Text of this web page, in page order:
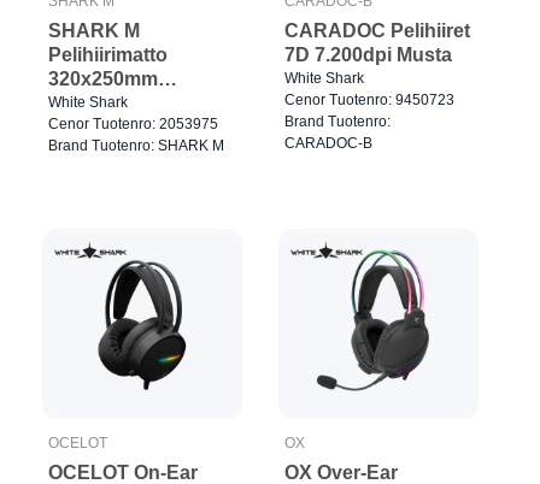
SHARK M
Pelihiirimatto
320x250mm
Musta/Valkoinen
White Shark
Cenor Tuotenro: 2053975
Brand Tuotenro: SHARK M
CARADOC Pelihiiret
7D 7.200dpi Musta
White Shark
Cenor Tuotenro: 9450723
Brand Tuotenro:
CARADOC-B
OCELOT
OCELOT On-Ear
OX
OX Over-Ear